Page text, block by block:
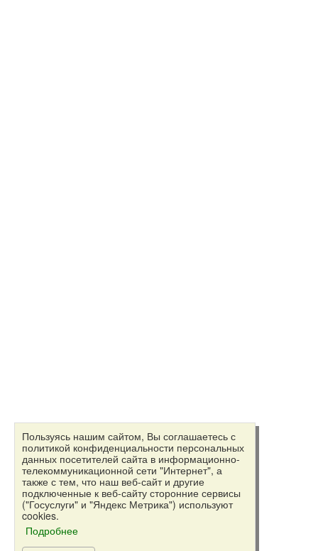
Пользуясь нашим сайтом, Вы соглашаетесь с
политикой конфиденциальности персональных
данных посетителей сайта в информационно-
телекоммуникационной сети "Интернет", а
также с тем, что наш веб-сайт и другие
подключенные к веб-сайту сторонние сервисы
("Госуслуги" и "Яндекс Метрика") используют
cookies.
Подробнее